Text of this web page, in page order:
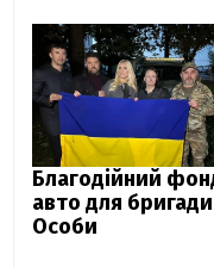
Благодійний
авто для
Особи